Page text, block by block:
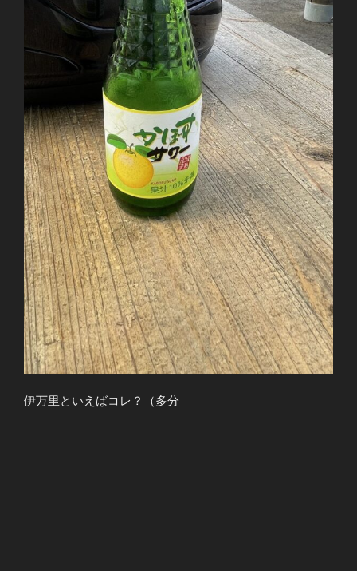
伊万里といえばコレ？（多分